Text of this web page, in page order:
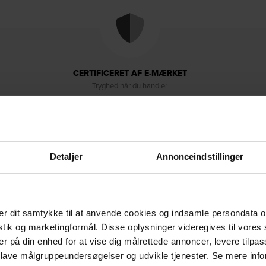
Detaljer Annonceindstillinger
dit samtykke til at anvende cookies og indsamle persondata
og marketingformål. Disse oplysninger videregives til vores
på din enhed for at vise dig målrettede annoncer, levere
målgruppeundersøgelser og udvikle tjenester. Se mere
CERTIFICERET AF E-MÆRKET
Tryghed når du handler
Levering & retur Om brandet
et mørkebrunt træbord, der kombinerer simpel